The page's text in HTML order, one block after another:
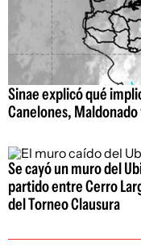
Sinae explicó qué
Canelones, Maldonado
Se cayó un muro del
partido entre Cerro
del Torneo Clausura